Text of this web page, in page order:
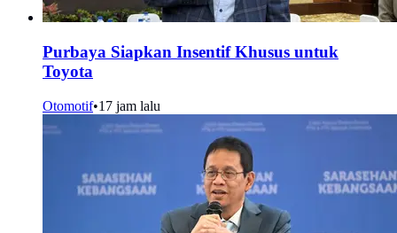
Purbaya Siapkan Insentif Khusus untuk
Toyota
Otomotif•17 jam lalu